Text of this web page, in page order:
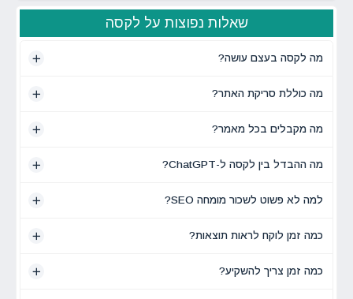
שאלות נפוצות על לקסה
מה לקסה בעצם עושה?
מה כוללת סריקת האתר?
מה מקבלים בכל מאמר?
מה ההבדל בין לקסה ל-ChatGPT?
למה לא פשוט לשכור מומחה SEO?
כמה זמן לוקח לראות תוצאות?
כמה זמן צריך להשקיע?